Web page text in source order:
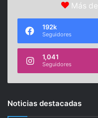
Más de
192k
Seguidores
1,041
Seguidores
Noticias destacadas